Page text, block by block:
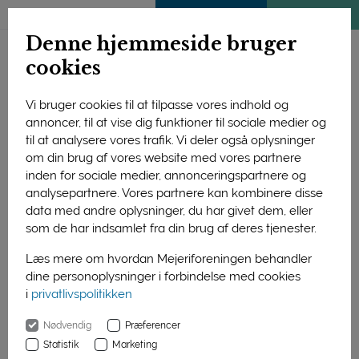
Denne hjemmeside bruger
cookies
Vi bruger cookies til at tilpasse vores indhold og
annoncer, til at vise dig funktioner til sociale medier og
til at analysere vores trafik. Vi deler også oplysninger
om din brug af vores website med vores partnere
inden for sociale medier, annonceringspartnere og
analysepartnere. Vores partnere kan kombinere disse
data med andre oplysninger, du har givet dem, eller
som de har indsamlet fra din brug af deres tjenester.
Læs mere om hvordan Mejeriforeningen behandler
dine personoplysninger i forbindelse med cookies
i privatlivspolitikken
Nødvendig
Præferencer
Statistik
Marketing
Bæredygtighed -